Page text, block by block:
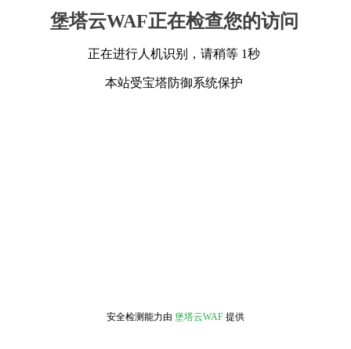
堡塔云WAF正在检查您的访问
正在进行人机识别，请稍等 1秒
本站受宝塔防御系统保护
安全检测能力由 堡塔云WAF 提供